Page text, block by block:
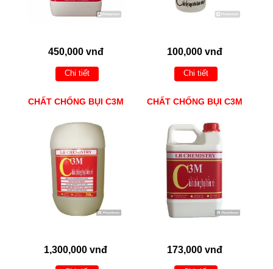
450,000 vnđ
Chi tiết
100,000 vnđ
Chi tiết
CHẤT CHỐNG BỤI C3M
1,300,000 vnđ
CHẤT CHỐNG BỤI C3M
173,000 vnđ